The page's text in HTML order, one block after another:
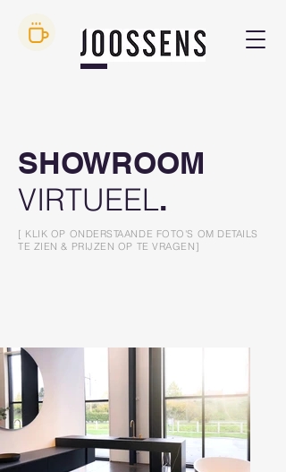
SHOWROOM
VIRTUEEL.
[ KLIK OP ONDERSTAANDE FOTO'S OM DETAILS
TE ZIEN & PRIJZEN OP TE VRAGEN]